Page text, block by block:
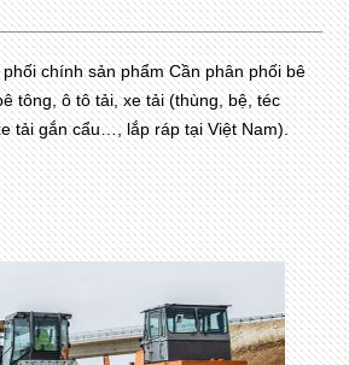
chính sản phẩm Cần phân phối bê
tông, ô tô tải, xe tải (thùng, bệ, téc
tải gắn cẩu…, lắp ráp tại Việt Nam).